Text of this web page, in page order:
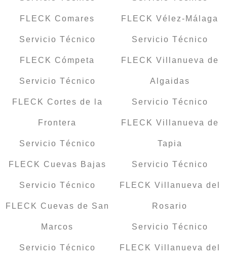
FLECK Comares
Servicio Técnico
FLECK Cómpeta
Servicio Técnico
FLECK Cortes de la
Frontera
Servicio Técnico
FLECK Cuevas Bajas
Servicio Técnico
FLECK Cuevas de San
Marcos
Servicio Técnico
FLECK Vélez-Málaga
Servicio Técnico
FLECK Villanueva de
Algaidas
Servicio Técnico
FLECK Villanueva de
Tapia
Servicio Técnico
FLECK Villanueva del
Rosario
Servicio Técnico
FLECK Villanueva del